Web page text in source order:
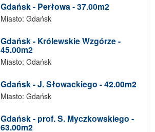
Gdańsk - Perłowa - 37.00m2
Miasto: Gdańsk
Gdańsk - Królewskie Wzgórze -
45.00m2
Miasto: Gdańsk
Gdańsk - J. Słowackiego - 42.00m2
Miasto: Gdańsk
Gdańsk - prof. S. Myczkowskiego -
63.00m2